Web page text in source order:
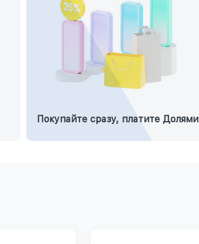
Покупайте сразу, платите Долями